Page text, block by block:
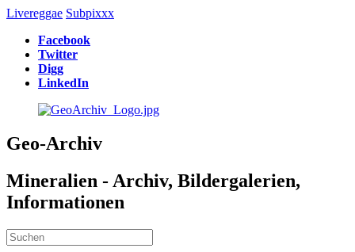
Livereggae Subpixxx
Facebook
Twitter
Digg
LinkedIn
Geo-Archiv
Mineralien - Archiv, Bildergalerien,
Informationen